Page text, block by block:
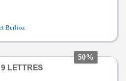
Berlioz
50%